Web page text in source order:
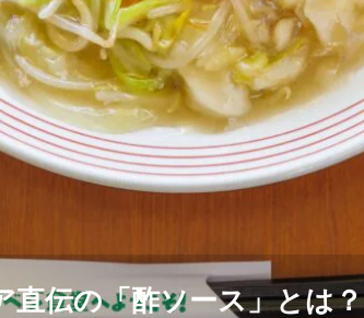
直伝の「酢ソース」とは？